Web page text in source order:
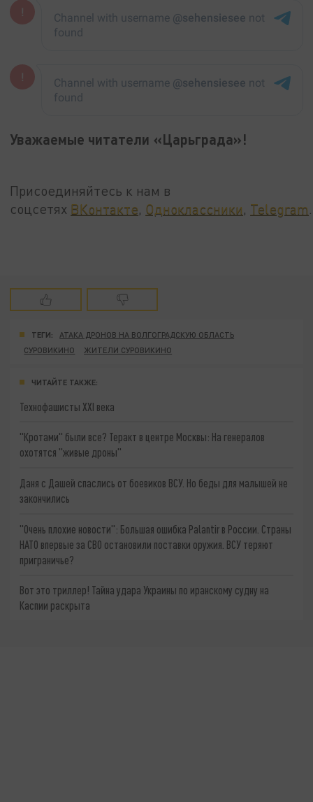
Уважаемые читатели «Царьграда»!
Присоединяйтесь к нам в
соцсетях ВКонтакте Одноклассники Telegram
ТЕГИ:
АТАКА ДРОНОВ НА ВОЛГОГРАДСКУЮ ОБЛАСТЬ
СУРОВИКИНО
ЖИТЕЛИ СУРОВИКИНО
ЧИТАЙТЕ ТАКЖЕ:
Технофашисты XXI века
"Кротами" были все? Теракт в центре Москвы: На генералов
охотятся "живые дроны"
Даня с Дашей спаслись от боевиков ВСУ. Но беды для малышей не
закончились
"Очень плохие новости": Большая ошибка Palantir в России. Страны
НАТО впервые за СВО остановили поставки оружия. ВСУ теряют
приграничье?
Вот это триллер! Тайна удара Украины по иранскому судну на
Каспии раскрыта